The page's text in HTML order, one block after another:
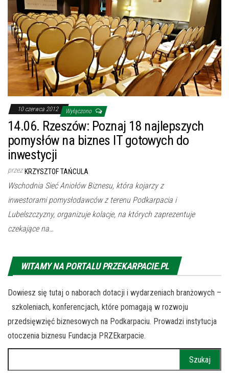
10 czerwca 2012 Wyłączono
14.06. Rzeszów: Poznaj 18 najlepszych
pomysłów na biznes IT gotowych do
inwestycji
przez KRZYSZTOF TAŃCULA
Wschodnia Sieć Aniołów Biznesu, która kojarzy z
inwestorami pomysłodawców z terenu Podkarpacia i
Lubelszczyzny, organizuje kolacje, na których zaprezentuje
czekające na…
WITAMY NA PORTALU PRZEKARPACIE.PL
Dowiesz się tutaj o naborach dotacji i wydarzeniach branżowych –
szkoleniach, konferencjach, które pomagają w rozwoju
przedsięwzięć biznesowych na Podkarpaciu. Prowadzi instytucja
otoczenia biznesu Fundacja PRZEkarpacie.